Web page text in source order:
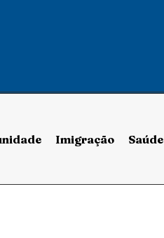
Imigração Saúde